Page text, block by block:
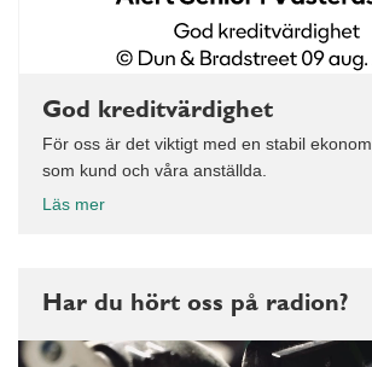
God kreditvärdighet
För oss är det viktigt med en stabil
som kund och våra anställda.
Läs mer
Har du hört oss på radion?